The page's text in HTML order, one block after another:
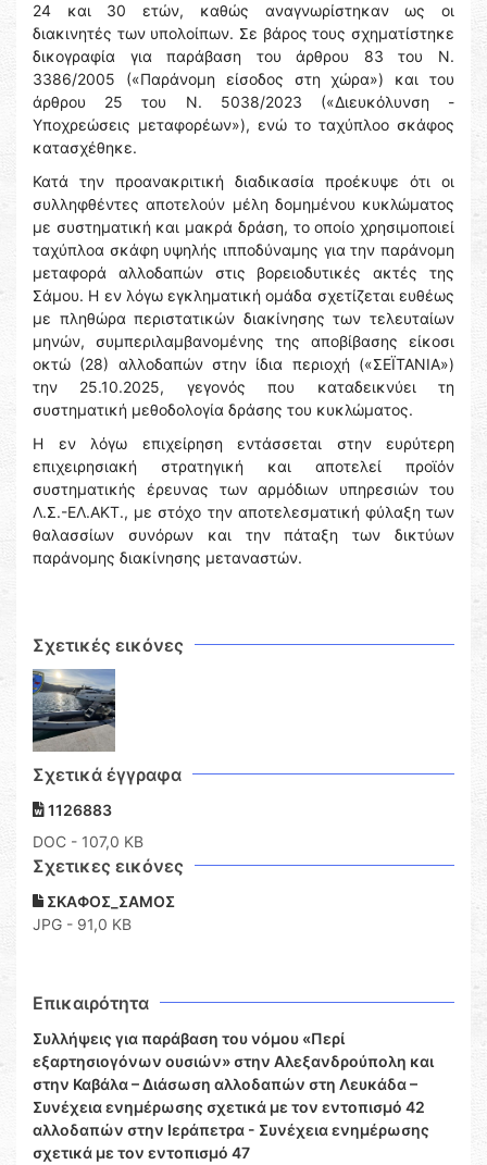
24 και 30 ετών, καθώς αναγνωρίστηκαν ως οι
διακινητές των υπολοίπων. Σε βάρος τους σχηματίστηκε
δικογραφία για παράβαση του άρθρου 83 του Ν.
3386/2005 («Παράνομη είσοδος στη χώρα») και του
άρθρου 25 του Ν. 5038/2023 («Διευκόλυνση -
Υποχρεώσεις μεταφορέων»), ενώ το ταχύπλοο σκάφος
κατασχέθηκε.
Κατά την προανακριτική διαδικασία προέκυψε ότι οι
συλληφθέντες αποτελούν μέλη δομημένου κυκλώματος
με συστηματική και μακρά δράση, το οποίο χρησιμοποιεί
ταχύπλοα σκάφη υψηλής ιπποδύναμης για την παράνομη
μεταφορά αλλοδαπών στις βορειοδυτικές ακτές της
Σάμου. Η εν λόγω εγκληματική ομάδα σχετίζεται ευθέως
με πληθώρα περιστατικών διακίνησης των τελευταίων
μηνών, συμπεριλαμβανομένης της αποβίβασης είκοσι
οκτώ (28) αλλοδαπών στην ίδια περιοχή («ΣΕΪΤΑΝΙΑ»)
την 25.10.2025, γεγονός που καταδεικνύει τη
συστηματική μεθοδολογία δράσης του κυκλώματος.
Η εν λόγω επιχείρηση εντάσσεται στην ευρύτερη
επιχειρησιακή στρατηγική και αποτελεί προϊόν
συστηματικής έρευνας των αρμόδιων υπηρεσιών του
Λ.Σ.-ΕΛ.ΑΚΤ., με στόχο την αποτελεσματική φύλαξη των
θαλασσίων συνόρων και την πάταξη των δικτύων
παράνομης διακίνησης μεταναστών.
Σχετικές εικόνες
Σχετικά έγγραφα
1126883
DOC - 107,0 KB
Σχετικες εικόνες
ΣΚΑΦΟΣ_ΣΑΜΟΣ
JPG - 91,0 KB
Επικαιρότητα
Συλλήψεις για παράβαση του νόμου «Περί
εξαρτησιογόνων ουσιών» στην Αλεξανδρούπολη και
στην Καβάλα – Διάσωση αλλοδαπών στη Λευκάδα –
Συνέχεια ενημέρωσης σχετικά με τον εντοπισμό 42
αλλοδαπών στην Ιεράπετρα - Συνέχεια ενημέρωσης
σχετικά με τον εντοπισμό 47